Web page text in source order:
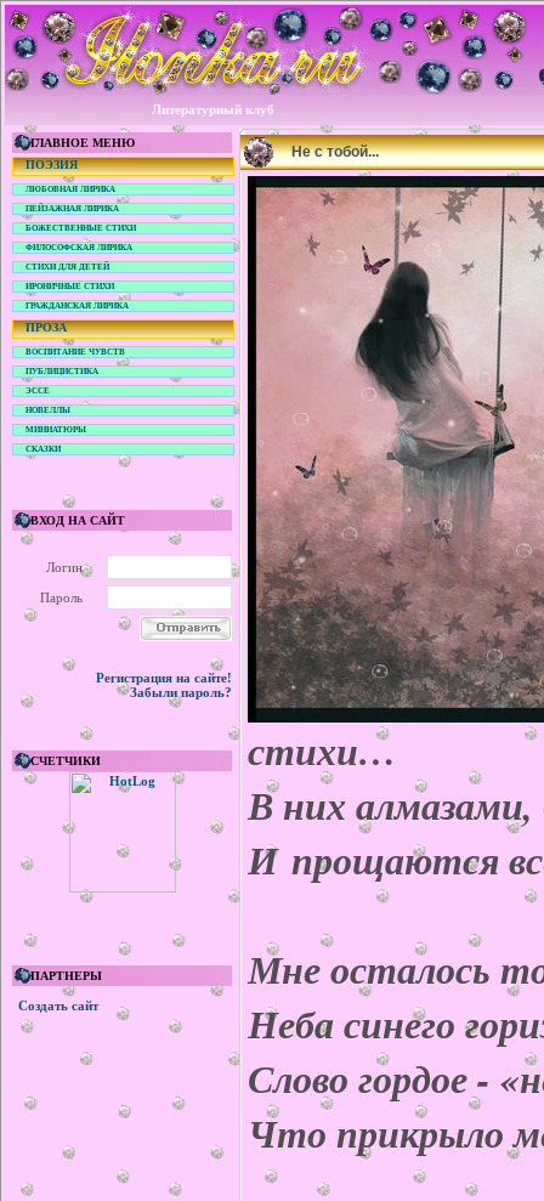
Литературный клуб
ГЛАВНОЕ МЕНЮ
ПОЭЗИЯ
ЛЮБОВНАЯ ЛИРИКА
ПЕЙЗАЖНАЯ ЛИРИКА
БОЖЕСТВЕННЫЕ СТИХИ
ФИЛОСОФСКАЯ ЛИРИКА
СТИХИ ДЛЯ ДЕТЕЙ
ИРОНИЧНЫЕ СТИХИ
ГРАЖДАНСКАЯ ЛИРИКА
ПРОЗА
ВОСПИТАНИЕ ЧУВСТВ
ПУБЛИЦИСТИКА
ЭССЕ
НОВЕЛЛЫ
МИНИАТЮРЫ
СКАЗКИ
ВХОД НА САЙТ
Логин
Пароль
Регистрация на сайте!
Забыли пароль?
СЧЕТЧИКИ
ПАРТНЕРЫ
Создать сайт
Не с тобой...
стихи…
В них алмазами,
И прощаются
Мне осталось
Неба синего
Слово гордое -
Что прикрыло